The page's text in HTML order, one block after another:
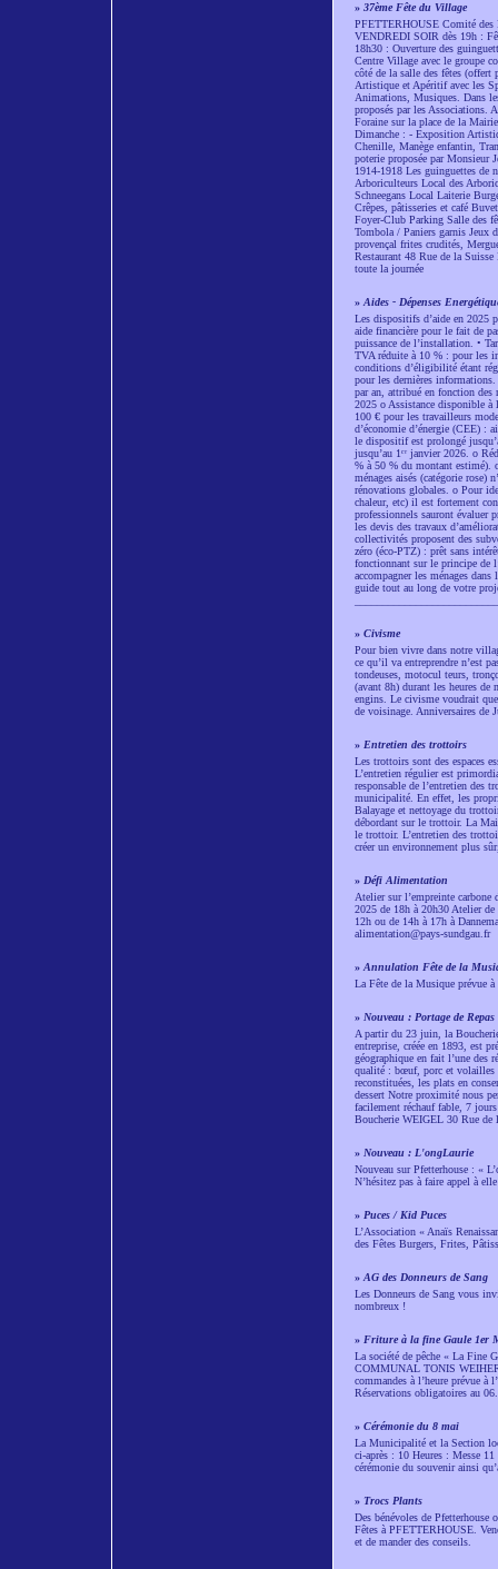
» 37ème Fête du Village
PFETTERHOUSE Comité
VENDREDI SOIR dès 19h :
18h30 : Ouverture des
Centre Village avec le groupe
côté de la salle des fêtes
Artistique et Apéritif avec les
Animations, Musiques. Dans
proposés par les
Foraine sur la place de la
Dimanche : - Exposition
Chenille, Manège enfantin,
poterie proposée par Monsieur
1914-1918 Les guinguettes de
Arboriculteurs Local des
Schneegans Local Laiterie
Crêpes, pâtisseries et café
Foyer-Club Parking Salle des
Tombola / Paniers garnis Jeux
provençal frites crudités,
Restaurant 48 Rue de la
toute la journée
» Aides - Dépenses
Les dispositifs d’aide en 2025
aide financière pour le fait de
puissance de l’installation. •
TVA réduite à 10 % : pour les
conditions d’éligibilité étant
pour les dernières
par an, attribué en fonction des
2025 o Assistance disponible à
100 € pour les travailleurs
d’économie d’énergie (CEE) :
le dispositif est prolongé
jusqu’au 1ᵉʳ janvier 2026. o
% à 50 % du montant estimé).
ménages aisés (catégorie rose)
rénovations globales. o Pour
chaleur, etc) il est fortement
professionnels sauront évaluer
les devis des travaux
collectivités proposent des
zéro (éco-PTZ) : prêt sans
fonctionnant sur le principe de
accompagner les ménages
guide tout au long de votre
» Civisme
Pour bien vivre dans notre
ce qu’il va entreprendre n’est
tondeuses, motocul teurs,
(avant 8h) durant les heures de
engins. Le civisme voudrait
de voisinage. Anniversaires de
» Entretien des trottoirs
Les trottoirs sont des espaces
L’entretien régulier est
responsable de l’entretien des
municipalité. En effet, les
Balayage et nettoyage du
débordant sur le trottoir. La
le trottoir. L’entretien des
créer un environnement plus
» Défi Alimentation
Atelier sur l’empreinte
2025 de 18h à 20h30 Atelier
12h ou de 14h à 17h à
alimentation@pays-sundgau.fr
» Annulation Fête de la
La Fête de la Musique prévue
» Nouveau : Portage de Repas
A partir du 23 juin, la
entreprise, créée en 1893, est
géographique en fait l’une des
qualité : bœuf, porc et volailles
reconstituées, les plats en
dessert Notre proximité nous
facilement réchauf fable, 7
Boucherie WEIGEL 30 Rue
» Nouveau : L'ongLaurie
Nouveau sur Pfetterhouse : «
N’hésitez pas à faire appel à
» Puces / Kid Puces
L’Association « Anaïs
des Fêtes Burgers, Frites,
» AG des Donneurs de Sang
Les Donneurs de Sang vous
nombreux !
» Friture à la fine Gaule 1er
La société de pêche « La Fine
COMMUNAL TONIS WEIHER
commandes à l’heure prévue
Réservations obligatoires au
» Cérémonie du 8 mai
La Municipalité et la Section
ci-après : 10 Heures : Messe
cérémonie du souvenir ainsi
» Trocs Plants
Des bénévoles de
Fêtes à PFETTERHOUSE.
et de mander des conseils.